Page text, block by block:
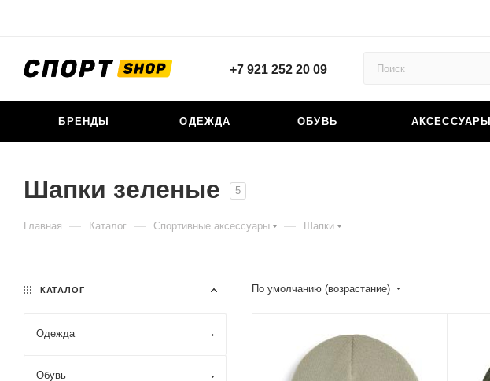
+7 921 252 20 09
БРЕНДЫ ОДЕЖДА ОБУВЬ АКСЕССУАРЫ
Шапки зеленые 5
Главная — Каталог — Спортивные аксессуары — Шапки
По умолчанию (возрастание)
КАТАЛОГ
Одежда
Обувь